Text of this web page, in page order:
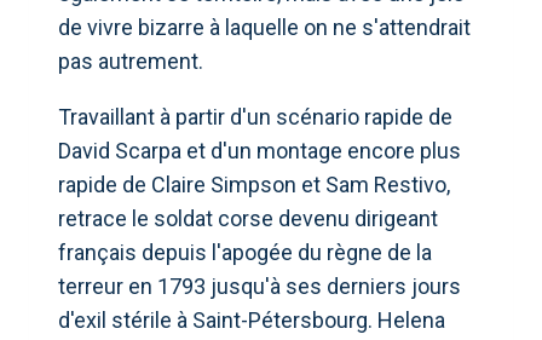
de vivre bizarre à laquelle on ne s'attendrait
pas autrement.
Travaillant à partir d'un scénario rapide de
David Scarpa et d'un montage encore plus
rapide de Claire Simpson et Sam Restivo,
retrace le soldat corse devenu dirigeant
français depuis l'apogée du règne de la
terreur en 1793 jusqu'à ses derniers jours
d'exil stérile à Saint-Pétersbourg. Helena